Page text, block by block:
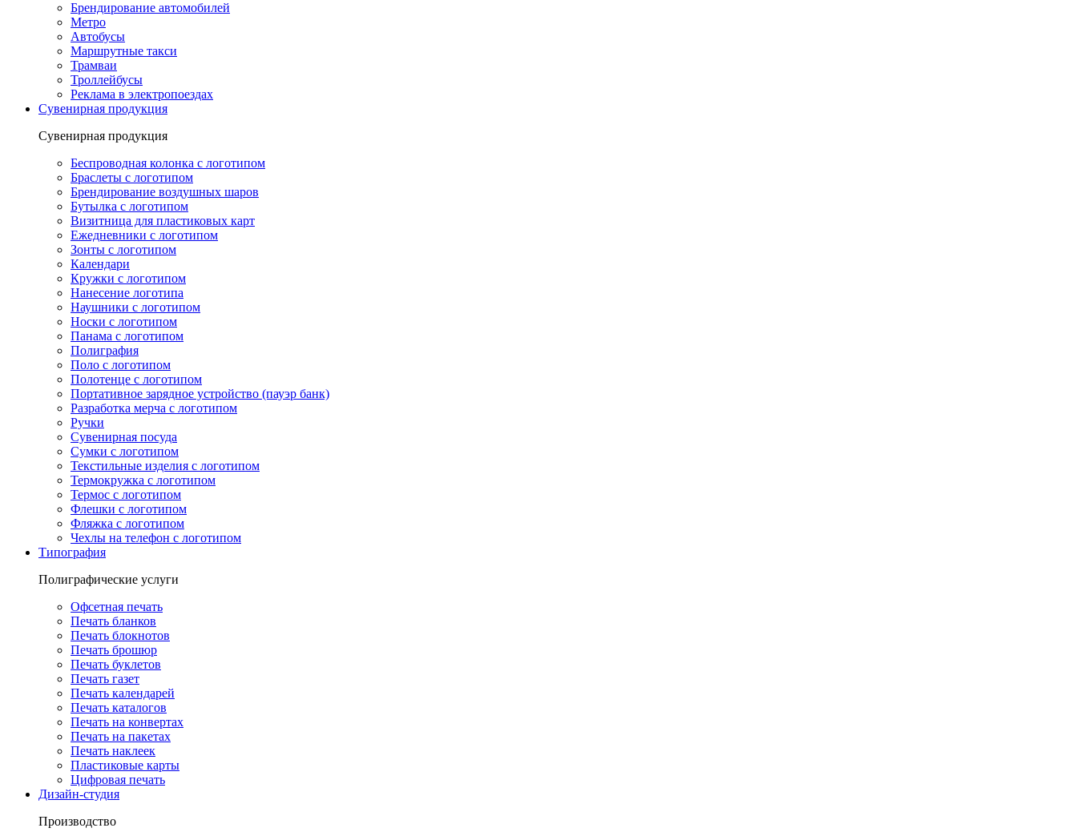
Брендирование автомобилей
Метро
Автобусы
Маршрутные такси
Трамваи
Троллейбусы
Реклама в электропоездах
Сувенирная продукция
Сувенирная продукция
Беспроводная колонка с логотипом
Браслеты с логотипом
Брендирование воздушных шаров
Бутылка с логотипом
Визитница для пластиковых карт
Ежедневники с логотипом
Зонты с логотипом
Календари
Кружки с логотипом
Нанесение логотипа
Наушники с логотипом
Носки с логотипом
Панама с логотипом
Полиграфия
Поло с логотипом
Полотенце с логотипом
Портативное зарядное устройство (пауэр банк)
Разработка мерча с логотипом
Ручки
Сувенирная посуда
Сумки с логотипом
Текстильные изделия с логотипом
Термокружка с логотипом
Термос с логотипом
Флешки с логотипом
Фляжка с логотипом
Чехлы на телефон с логотипом
Типография
Полиграфические услуги
Офсетная печать
Печать бланков
Печать блокнотов
Печать брошюр
Печать буклетов
Печать газет
Печать календарей
Печать каталогов
Печать на конвертах
Печать на пакетах
Печать наклеек
Пластиковые карты
Цифровая печать
Дизайн-студия
Производство